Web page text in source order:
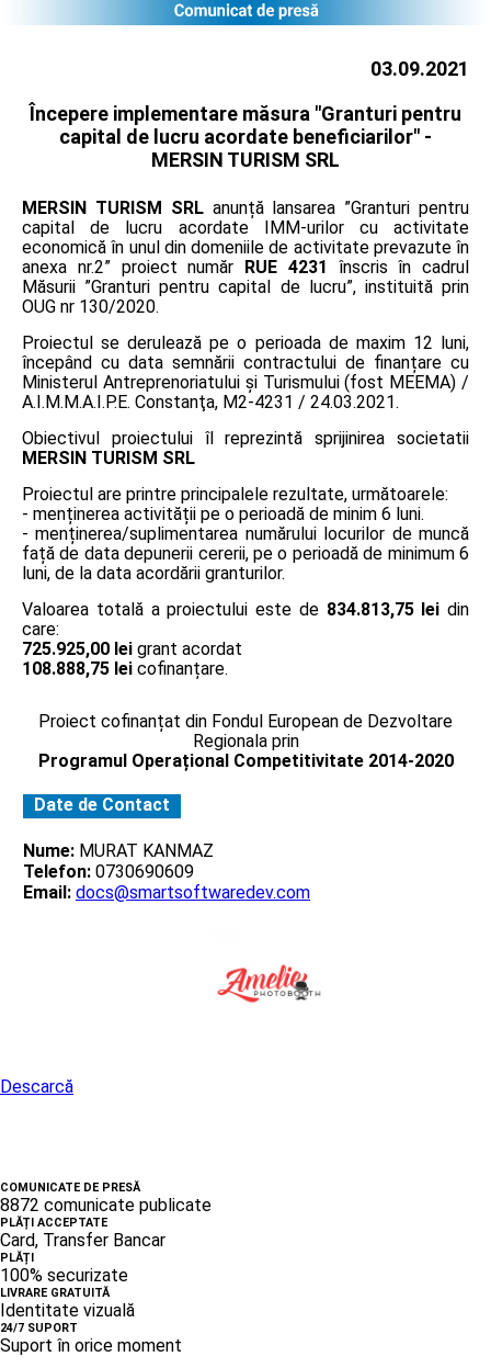
03.09.2021
Începere implementare măsura "Granturi pentru
capital de lucru acordate beneficiarilor" -
MERSIN TURISM SRL
MERSIN TURISM SRLanunță lansarea ”Granturi pentru
capital de lucru acordate IMM-urilor cu activitate
economică în unul din domeniile de activitate prevazute în
anexa nr.2” proiect număr RUE 4231 înscris în cadrul
Măsurii ”Granturi pentru capital de lucru”, instituită prin
OUG nr 130/2020.
Proiectul se derulează pe o perioada de maxim 12 luni,
începând cu data semnării contractului de finanțare cu
Ministerul Antreprenoriatului și Turismului (fost MEEMA) /
A.I.M.M.A.I.P.E. Constanţa, M2-4231 / 24.03.2021.
Obiectivul proiectului îl reprezintă sprijinirea societatii
MERSIN TURISM SRL
Proiectul are printre principalele rezultate, următoarele:
- menținerea activității pe o perioadă de minim 6 luni.
- menținerea/suplimentarea numărului locurilor de muncă
față de data depunerii cererii, pe o perioadă de minimum 6
luni, de la data acordării granturilor.
Valoarea totală a proiectului este de 834.813,75 lei din
care:
725.925,00 lei grant acordat
108.888,75 lei cofinanțare.
Proiect cofinanțat din Fondul European de Dezvoltare
Regionala prin
Programul Operațional Competitivitate 2014-2020
Date de Contact
Nume: MURAT KANMAZ
Telefon: 0730690609
Email: docs@smartsoftwaredev.com
Descarcă
COMUNICATE DE PRESĂ
8872 comunicate publicate
PLĂȚI ACCEPTATE
Card, Transfer Bancar
PLĂȚI
100% securizate
LIVRARE GRATUITĂ
Identitate vizuală
24/7 SUPORT
Suport în orice moment